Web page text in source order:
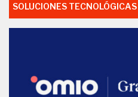
SOLUCIONES TECNOLÓGICAS